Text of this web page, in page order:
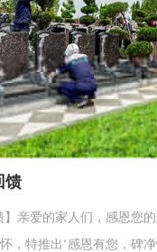
馈
】亲爱的家人们，感恩您
，特推出‘感恩有您，碑